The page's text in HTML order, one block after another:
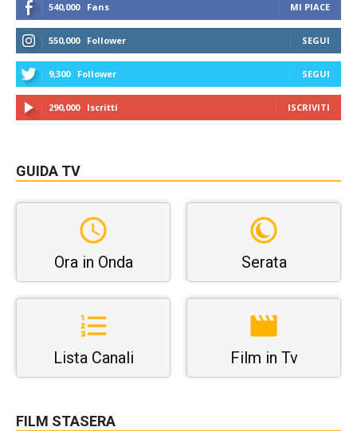
540,000 Fans MI PIACE
550,000 Follower SEGUI
9,300 Follower SEGUI
290,000 Iscritti ISCRIVITI
GUIDA TV
Ora in Onda Serata
Lista Canali Film in Tv
FILM STASERA